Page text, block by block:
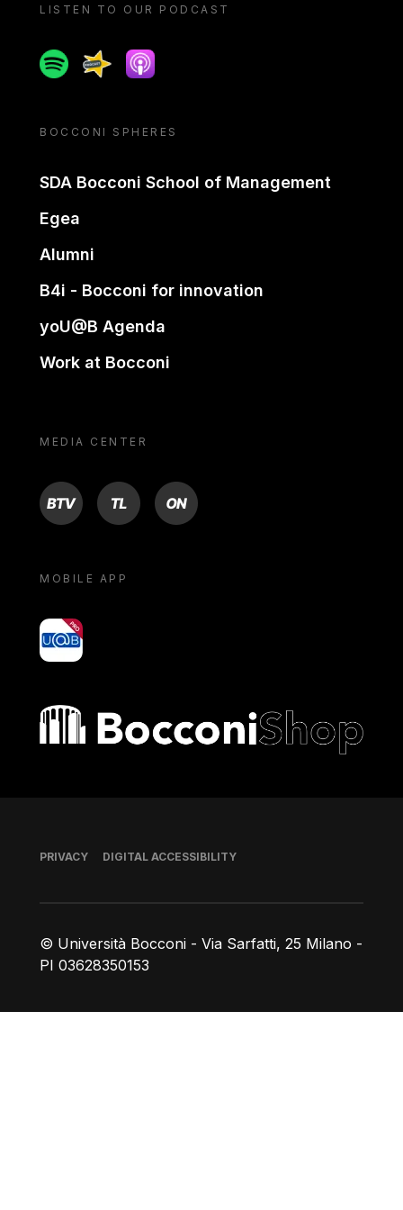
LISTEN TO OUR PODCAST
SpotifySpreakerApple podcast
BOCCONI SPHERES
SDA Bocconi School of Management
Egea
Alumni
B4i - Bocconi for innovation
yoU@B Agenda
Work at Bocconi
MEDIA CENTER
BTV TL ON
MOBILE APP
yoU@B
Bocconi shop
© Università Bocconi - Via Sarfatti, 25 Milano -
PI 03628350153
Footer
PRIVACY DIGITAL ACCESSIBILITY